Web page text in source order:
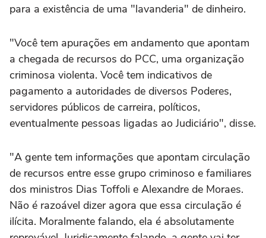
para a existência de uma "lavanderia" de dinheiro.
"Você tem apurações em andamento que apontam
a chegada de recursos do PCC, uma organização
criminosa violenta. Você tem indicativos de
pagamento a autoridades de diversos Poderes,
servidores públicos de carreira, políticos,
eventualmente pessoas ligadas ao Judiciário", disse.
"A gente tem informações que apontam circulação
de recursos entre esse grupo criminoso e familiares
dos ministros Dias Toffoli e Alexandre de Moraes.
Não é razoável dizer agora que essa circulação é
ilícita. Moralmente falando, ela é absolutamente